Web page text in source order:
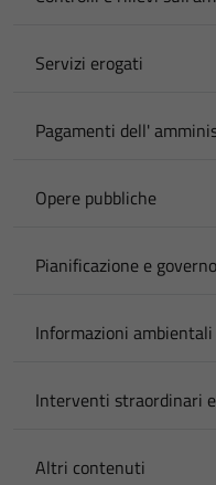
Servizi erogati
Pagamenti dell'
Opere pubbliche
Pianificazione e
Informazioni ambientali
Interventi straordinari
Altri contenuti